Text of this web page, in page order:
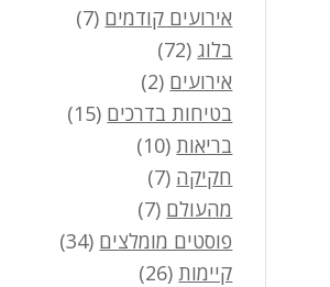
אירועים קודמים (7)
בלוג (72)
אירועים (2)
בטיחות בדרכים (15)
בריאות(10)
חקיקה (7)
מהעולם (7)
פוסטים מומלצים (34)
קיימות(26)